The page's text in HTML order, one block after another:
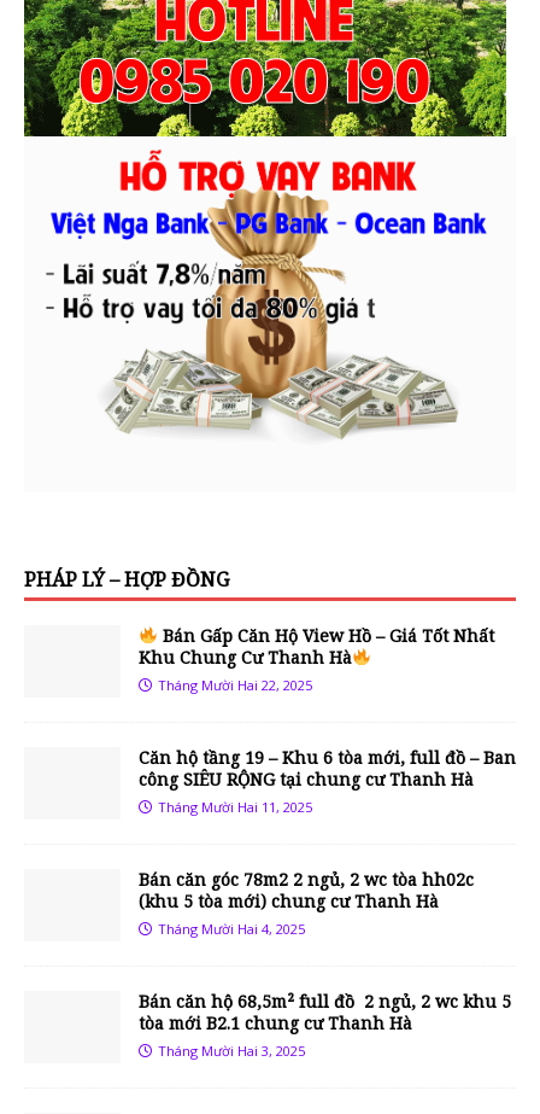
PHÁP LÝ – HỢP ĐỒNG
Bán Gấp Căn Hộ View Hồ – Giá Tốt Nhất
Khu Chung Cư Thanh Hà
Tháng Mười Hai 22, 2025
Căn hộ tầng 19 – Khu 6 tòa mới, full đồ – Ban
công SIÊU RỘNG tại chung cư Thanh Hà
Tháng Mười Hai 11, 2025
Bán căn góc 78m2 2 ngủ, 2 wc tòa hh02c
(khu 5 tòa mới) chung cư Thanh Hà
Tháng Mười Hai 4, 2025
Bán căn hộ 68,5m² full đồ 2 ngủ, 2 wc khu 5
tòa mới B2.1 chung cư Thanh Hà
Tháng Mười Hai 3, 2025